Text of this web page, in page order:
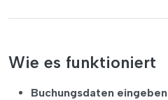
Wie es funktioniert
Buchungsdaten eingeben